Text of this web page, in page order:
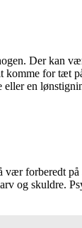
Der kan
komme for tæt
en
vær forberedt
og skuldre.